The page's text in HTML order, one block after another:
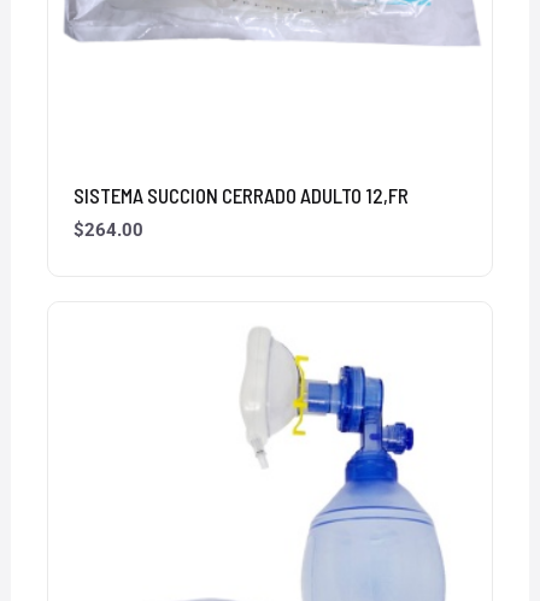
SISTEMA SUCCION CERRADO ADULTO 12,FR
$264.00